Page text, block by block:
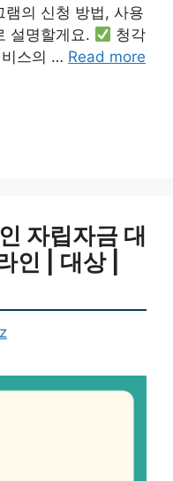
램의 신청 방법, 사용
설명할게요.
청각
비스의 … Read more
자립자금 대
인 | 대상 |